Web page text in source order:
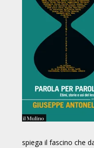
spiega il fascino che